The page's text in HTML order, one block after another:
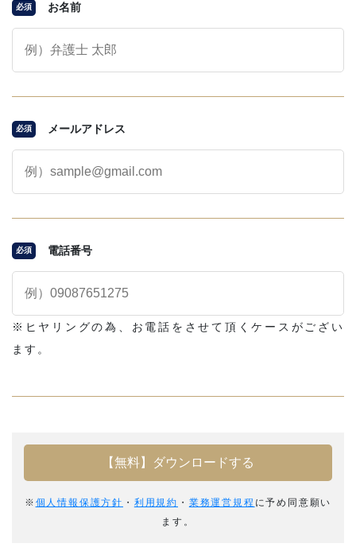
必須 お名前
必須 メールアドレス
必須 電話番号
※ヒヤリングの為、お電話をさせて頂くケースがござい
ます。
※ 個人情報保護方針 ・ 利用規約 ・ 業務運営規程 に予め同意願い
ます。